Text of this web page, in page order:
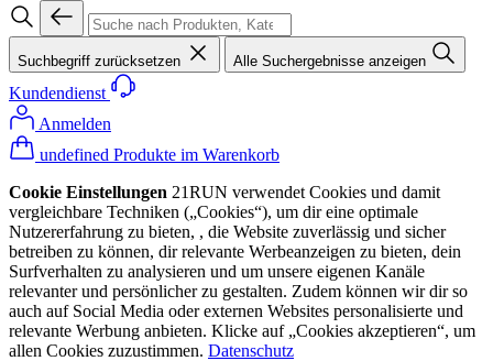
Suchbegriff zurücksetzen Alle Suchergebnisse anzeigen
Kundendienst
Anmelden
undefined Produkte im Warenkorb
Cookie Einstellungen 21RUN verwendet Cookies und damit
vergleichbare Techniken („Cookies“), um dir eine optimale
Nutzererfahrung zu bieten, , die Website zuverlässig und sicher
betreiben zu können, dir relevante Werbeanzeigen zu bieten, dein
Surfverhalten zu analysieren und um unsere eigenen Kanäle
relevanter und persönlicher zu gestalten. Zudem können wir dir so
auch auf Social Media oder externen Websites personalisierte und
relevante Werbung anbieten. Klicke auf „Cookies akzeptieren“, um
allen Cookies zuzustimmen. Datenschutz